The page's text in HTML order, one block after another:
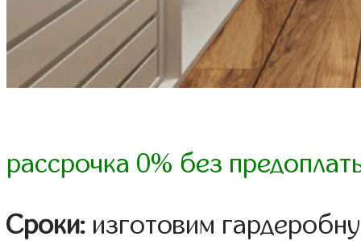
рассрочка 0% без
Сроки: изготовим